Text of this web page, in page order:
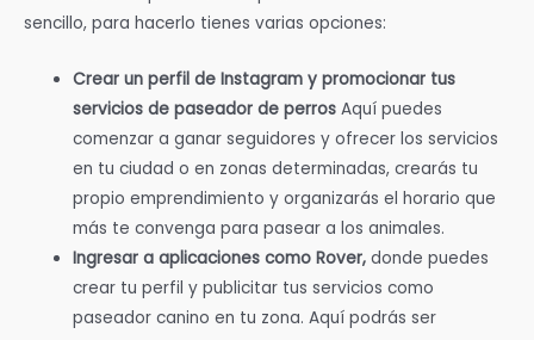
sencillo, para hacerlo tienes varias opciones:
Crear un perfil de Instagram y promocionar tus
servicios de paseador de perros Aquí puedes
comenzar a ganar seguidores y ofrecer los servicios
en tu ciudad o en zonas determinadas, crearás tu
propio emprendimiento y organizarás el horario que
más te convenga para pasear a los animales.
Ingresar a aplicaciones como Rover, donde puedes
crear tu perfil y publicitar tus servicios como
paseador canino en tu zona. Aquí podrás ser